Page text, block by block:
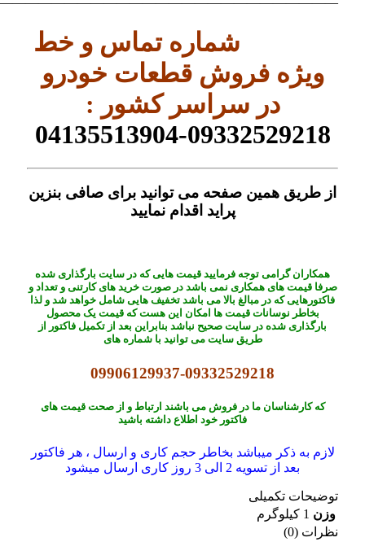
شماره تماس و خط
ویژه فروش قطعات خودرو
در سراسر کشور :
09332529218-04135513904
از طریق همین صفحه می توانید برای صافی بنزین
پراید اقدام نمایید
همکاران گرامی توجه فرمایید قیمت هایی که در سایت بارگذاری شده
صرفا قیمت های همکاری نمی باشد در صورت خرید های کارتنی و تعداد و
فاکتورهایی که در مبالغ بالا می باشد تخفیف هایی شامل خواهد شد و لذا
بخاطر نوسانات قیمت ها امکان این هست که قیمت یک محصول
بارگذاری شده در سایت صحیح نباشد بنابراین بعد از تکمیل فاکتور از
طریق سایت می توانید با شماره های
09906129937-09332529218
که کارشناسان ما در فروش می باشند ارتباط و از صحت قیمت های
فاکتور خود اطلاع داشته باشید
لازم به ذکر میباشد بخاطر حجم کاری و ارسال ، هر فاکتور
بعد از تسویه 2 الی 3 روز کاری ارسال میشود
توضیحات تکمیلی
وزن 1 کیلوگرم
نظرات (0)